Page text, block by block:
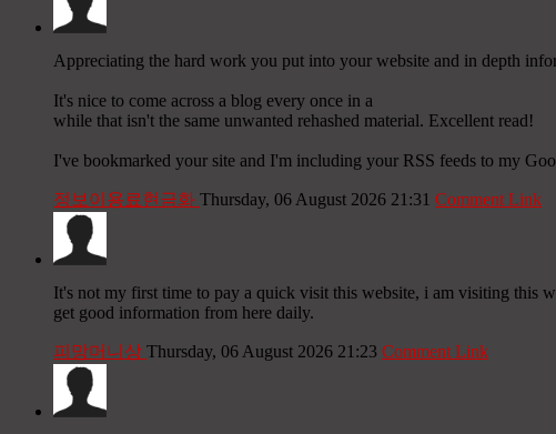
Appreciating the hard work you put into your website and in depth
It's nice to come across a blog every once in a
while that isn't the same unwanted rehashed material. Excellent read!
I've bookmarked your site and I'm including your RSS feeds to my
정보이용료현금화 Thursday, 06 August 2026 21:31 Comment Link
It's not my first time to pay a quick visit this website, i am visiting this
get good information from here daily.
피망머니상 Thursday, 06 August 2026 21:23 Comment Link